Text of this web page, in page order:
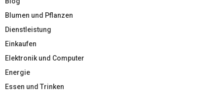
Blumen und Pflanzen
Dienstleistung
Einkaufen
Elektronik und Computer
Energie
Essen und Trinken